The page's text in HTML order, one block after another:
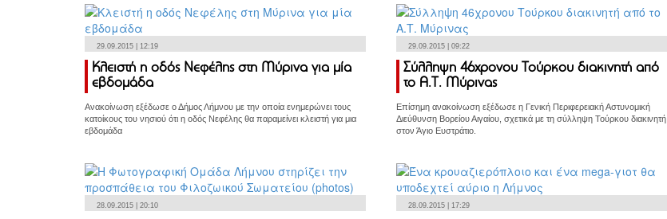
29.09.2015 | 12:19
Κλειστή η οδός Νεφέλης στη Μύρινα για μία
εβδομάδα
Ανακοίνωση εξέδωσε ο Δήμος Λήμνου με την οποία ενημερώνει τους
κατοίκους του νησιού ότι η οδός Νεφέλης θα παραμείνει κλειστή για μια
εβδομάδα
29.09.2015 | 09:22
Σύλληψη 46χρονου Τούρκου διακινητή από
το Α.Τ. Μύρινας
Επίσημη ανακοίνωση εξέδωσε η Γενική Περιφερειακή Αστυνομική
Διεύθυνση Βορείου Αιγαίου, σχετικά με τη σύλληψη Τούρκου διακινητή
στον Άγιο Ευστράτιο.
28.09.2015 | 20:10 28.09.2015 | 17:29